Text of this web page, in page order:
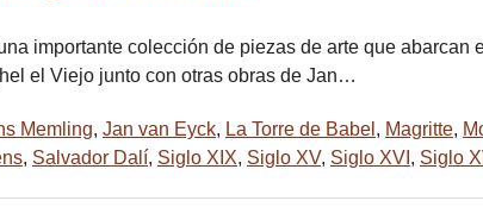
importante colección de piezas de arte que
el Viejo junto con otras obras de Jan…
Memling, Jan van Eyck, La Torre de Babel , Magritte,
, Salvador Dalí, Siglo XIX, Siglo XV, Siglo XVI , Siglo